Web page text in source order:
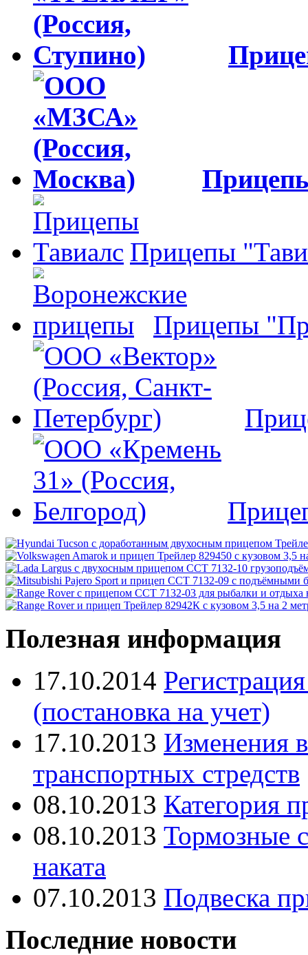
Прицепы
Прицепы
Полезная информация
17.10.2014
(постановка на учет)
17.10.2013 Изменения
транспортных стредств
08.10.2013 Категория
08.10.2013 Тормозные
наката
07.10.2013 Подвеска
Последние новости